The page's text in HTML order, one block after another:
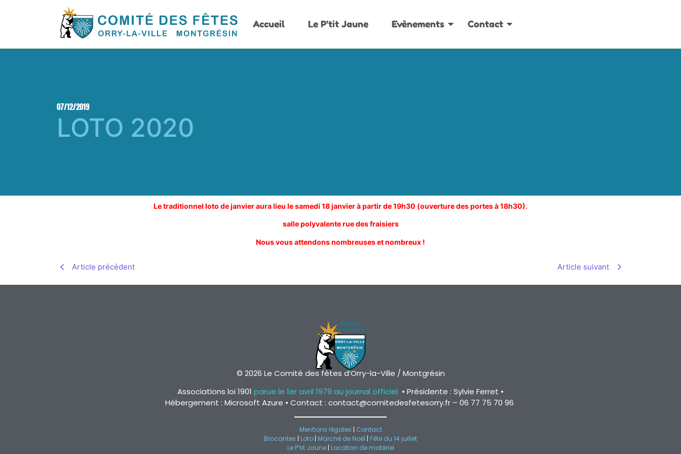
Accueil Le P’tit Jaune Evènements Contact
07/12/2019
LOTO 2020
Le traditionnel loto de janvier aura lieu le samedi 18 janvier à partir de 19h30 (ouverture des portes à 18h30).
salle polyvalente rue des fraisiers
Nous vous attendons nombreuses et nombreux !
Article précédent Article suivant
© 2026 Le Comité des fêtes d’Orry-la-Ville / Montgrésin
Associations loi 1901 parue le 1er avril 1979 au journal officiel • Présidente : Sylvie Ferret •
Hébergement : Microsoft Azure • Contact : contact@comitedesfetesorry.fr – 06 77 75 70 96
Mentions légales | Contact
Brocantes | Loto | Marché de Noël | Fête du 14 juillet
Le P’tit Jaune| Location de matériel